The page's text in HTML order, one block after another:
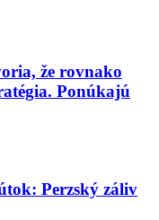
že rovnako
Ponúkajú
Perzský záliv